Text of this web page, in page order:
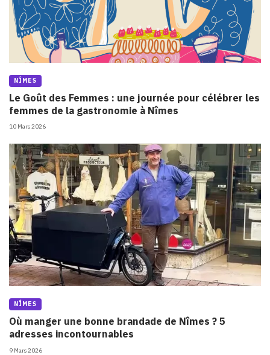
NÎMES
Le Goût des Femmes : une journée pour célébrer les
femmes de la gastronomie à Nîmes
10 Mars 2026
NÎMES
Où manger une bonne brandade de Nîmes ? 5
adresses incontournables
9 Mars 2026